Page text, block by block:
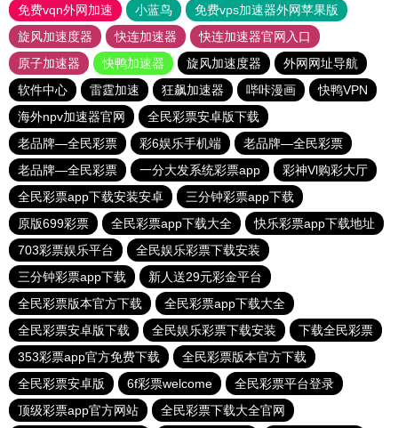
免费vqn外网加速
小蓝鸟
免费vps加速器外网苹果版
旋风加速度器
快连加速器
快连加速器官网入口
原子加速器
快鸭加速器 旋风加速度器
外网网址导航
软件中心
雷霆加速 狂飙加速器 哔咔漫画
快鸭VPN
海外npv加速器官网
全民彩票安卓版下载
老品牌—全民彩票
彩6娱乐手机端
老品牌—全民彩票
老品牌—全民彩票
一分大发系统彩票app
彩神Vl购彩大厅
全民彩票app下载安装安卓
三分钟彩票app下载
原版699彩票
全民彩票app下载大全
快乐彩票app下载地址
703彩票娱乐平台
全民娱乐彩票下载安装
三分钟彩票app下载
新人送29元彩金平台
全民彩票版本官方下载
全民彩票app下载大全
全民彩票安卓版下载
全民娱乐彩票下载安装
下载全民彩票
353彩票app官方免费下载
全民彩票版本官方下载
全民彩票安卓版
6f彩票welcome
全民彩票平台登录
顶级彩票app官方网站
全民彩票下载大全官网